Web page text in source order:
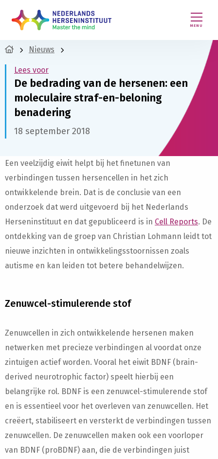
MENU
Nieuws
Lees voor
De bedrading van de hersenen: een
moleculaire straf-en-beloning
benadering
18 september 2018
Een veelzijdig eiwit helpt bij het finetunen van
verbindingen tussen hersencellen in het zich
ontwikkelende brein. Dat is de conclusie van een
onderzoek dat werd uitgevoerd bij het Nederlands
Herseninstituut en dat gepubliceerd is in Cell Reports. De
ontdekking van de groep van Christian Lohmann leidt tot
nieuwe inzichten in ontwikkelingsstoornissen zoals
autisme en kan leiden tot betere behandelwijzen.
Zenuwcel-stimulerende stof
Zenuwcellen in zich ontwikkelende hersenen maken
netwerken met precieze verbindingen al voordat onze
zintuigen actief worden. Vooral het eiwit BDNF (brain-
derived neurotrophic factor) speelt hierbij een
belangrijke rol. BDNF is een zenuwcel-stimulerende stof
en is essentieel voor het overleven van zenuwcellen. Het
creëert, stabiliseert en versterkt de verbindingen tussen
zenuwcellen. De zenuwcellen maken ook een voorloper
van BDNF (proBDNF) aan, die de verbindingen juist